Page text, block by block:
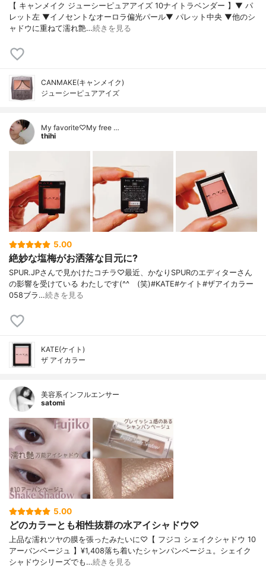
【 キャンメイク ジューシーピュアアイズ 10ナイトラベンダー 】▼ パ
レット左 ▼イノセントなオーロラ偏光パール▼ パレット中央 ▼他のシ
ャドウに重ねて濡れ艶…続きを見る
CANMAKE(キャンメイク)
ジューシーピュアアイズ
My favorite♡My free …
thihi
5.00
絶妙な塩梅がお洒落な目元に?
SPUR.JPさんで見かけたコチラ♡最近、かなりSPURのエディターさん
の影響を受けている わたしです(^^ゞ(笑)#KATE#ケイト#ザアイカラー
058ブラ…続きを見る
KATE(ケイト)
ザ アイカラー
美容系インフルエンサー
satomi
5.00
どのカラーとも相性抜群の水アイシャドウ♡
上品な濡れツヤの膜を張ったみたいに♡【 フジコ シェイクシャドウ 10
アーバンベージュ 】¥1,408落ち着いたシャンパンベージュ。シェイク
シャドウシリーズでも…続きを見る